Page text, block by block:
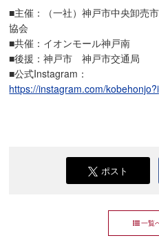
■主催：（一社）神戸市中央卸売
協会
■共催：イオンモール神戸南
■後援：神戸市 神戸市交通局
■公式Instagram：
https://instagram.com/
ポスト
一覧